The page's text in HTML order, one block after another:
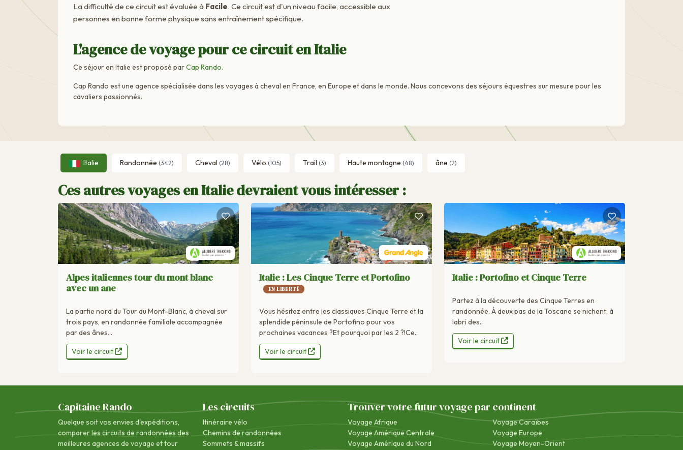
La difficulté de ce circuit est évaluée à Facile. Ce circuit est d'un niveau facile, accessible aux
personnes en bonne forme physique sans entraînement spécifique.
L'agence de voyage pour ce circuit en Italie
Ce séjour en Italie est proposé parCap Rando.
Cap Rando est une agence spécialisée dans les voyages à cheval en France, en Europe et dans le monde. Nous concevons des séjours équestres sur mesure pour les
cavaliers passionnés.
Italie Randonnée (342) Cheval (28) Vélo (105) Trail (3) Haute montagne (48) âne (2)
Ces autres voyages en Italie devraient vous intéresser :
Alpes italiennes tour du mont blanc
avec un ane
La partie nord du Tour du Mont-Blanc, à cheval sur
trois pays, en randonnée familiale accompagnée
par des ânes...
Voir le circuit
Italie : Les Cinque Terre et Portofino
EN LIBERTÉ
Vous hésitez entre les classiques Cinque Terre et la
splendide péninsule de Portofino pour vos
prochaines vacances ?Et pourquoi par les 2 ?!Ce..
Voir le circuit
Italie : Portofino et Cinque Terre
Partez à la découverte des Cinque Terres en
randonnée. À deux pas de la Toscane se nichent, à
labri des..
Voir le circuit
Capitaine Rando
Quelque soit vos envies d'expéditions,
comparer les circuits de randonnées des
meilleures agences de voyage et tour
Les circuits
Itinéraire vélo
Chemins de randonnées
Sommets & massifs
Trouver votre futur voyage par continent
Voyage Afrique
Voyage Amérique Centrale
Voyage Amérique du Nord
Voyage Caraïbes
Voyage Europe
Voyage Moyen-Orient